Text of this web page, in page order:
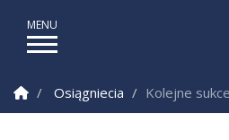
Strona Główna
Osiągniecia Kolejne